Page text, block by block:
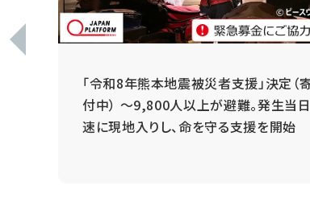
「令和8年熊本地震被災者支援」決定（
付中） ～9,800人以上が避難。発生当
速に現地入りし、命を守る支援を開始